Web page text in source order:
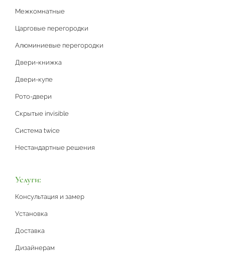
Межкомнатные
Царговые перегородки
Алюминиевые перегородки
Двери-книжка
Двери-купе
Рото-двери
Скрытые invisible
Система twice
Нестандартные решения
Услуги:
Консультация и замер
Установка
Доставка
Дизайнерам